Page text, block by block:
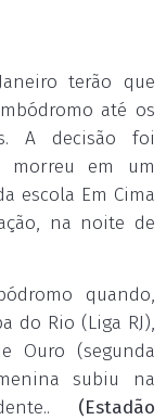
terão que
até os
A decisão foi
morreu em um
escola Em Cima
na noite de
quando,
do Rio (Liga RJ),
Ouro (segunda
subiu na
(Estadão